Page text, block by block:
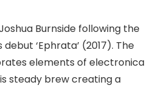
Burnside following the
‘Ephrata’ (2017). The
elements of electronica
steady brew creating a